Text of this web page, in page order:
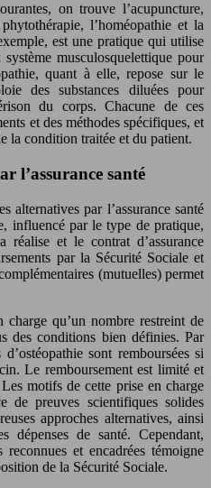
on trouve l’acupuncture,
l’homéopathie et la
est une pratique qui utilise
musculosquelettique pour
quant à elle, repose sur le
des substances diluées pour
du corps. Chacune de ces
et des méthodes spécifiques, et
la condition traitée et du patient.
l’assurance santé
alternatives par l’assurance santé
influencé par le type de pratique,
et le contrat d’assurance
par la Sécurité Sociale et
(mutuelles) permet
qu’un nombre restreint de
des conditions bien définies. Par
sont remboursées si
Le remboursement est limité et
motifs de cette prise en charge
de preuves scientifiques solides
approches alternatives, ainsi
dépenses de santé. Cependant,
reconnues et encadrées témoigne
de la Sécurité Sociale.